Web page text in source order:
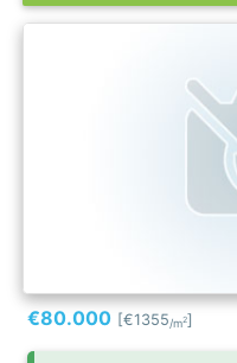
€80.000 [€1355/m2]